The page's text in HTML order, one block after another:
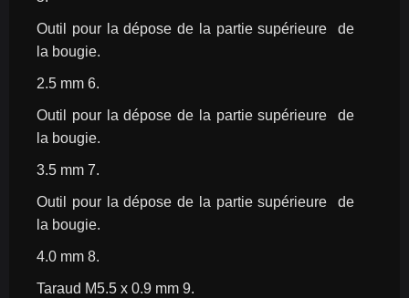
Outil pour la dépose de la partie supérieure  de
la bougie.
2.5 mm 6.
Outil pour la dépose de la partie supérieure  de
la bougie.
3.5 mm 7.
Outil pour la dépose de la partie supérieure  de
la bougie.
4.0 mm 8.
Taraud M5.5 x 0.9 mm 9.